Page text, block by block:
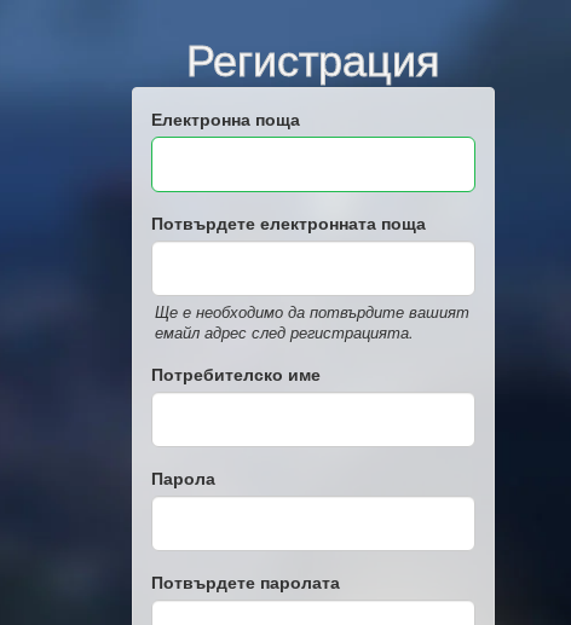
Регистрация
Електронна поща
Потвърдете електронната поща
Ще е необходимо да потвърдите вашият
емайл адрес след регистрацията.
Потребителско име
Парола
Потвърдете паролата